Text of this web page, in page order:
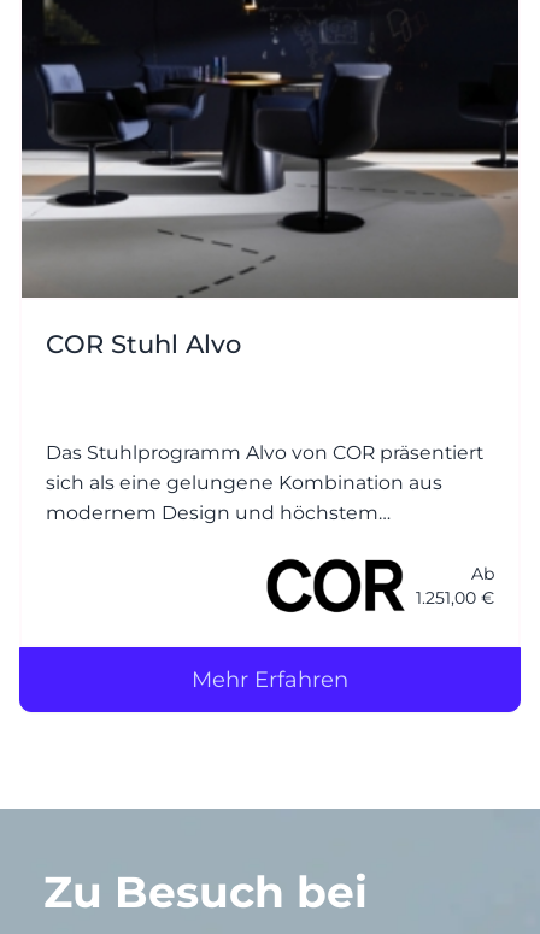
COR Stuhl Alvo
Das Stuhlprogramm Alvo von COR präsentiert
sich als eine gelungene Kombination aus
modernem Design und höchstem
und den gemütlichen Sitzpolstern verleiht der
Alvo Stuhl jedem Essbereich eine einladende
Ab
1.251,00 €
Mehr Erfahren
Zu Besuch bei